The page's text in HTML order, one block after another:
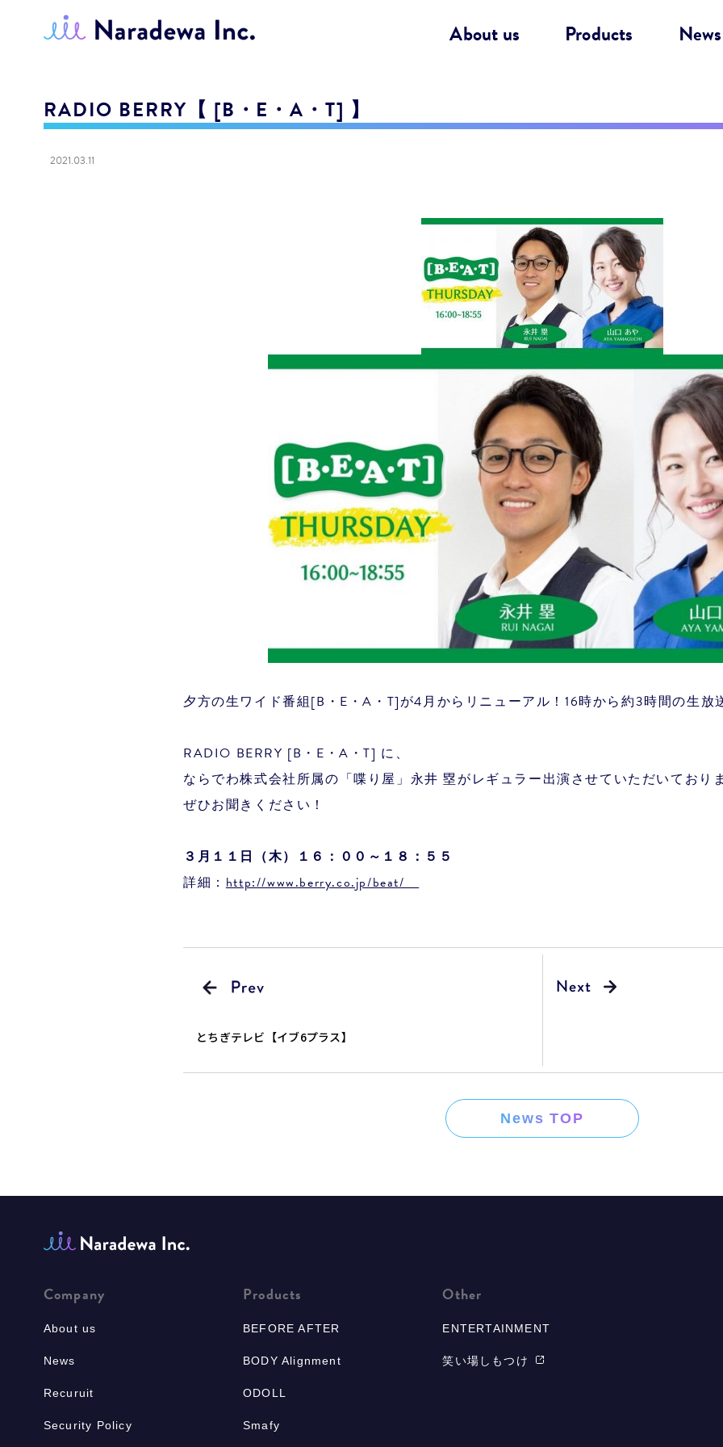
About us Products News
RADIO BERRY【 [B・E・A・T] 】
2021.03.11
夕方の生ワイド番組[B・E・A・T]が4月からリニューアル！16時から約3時間の生放
RADIO BERRY [B・E・A・T] に、
ならでわ株式会社所属の「喋り屋」永井 塁がレギュラー出演させていただいており
ぜひお聞きください！
３月１１日（木）１６：００～１８：５５
詳細：http://www.berry.co.jp/beat/
とちぎテレビ【イブ6プラス】
News TOP
Company
About us
News
Recuruit
Security Policy
Products
BEFORE AFTER
BODY Alignment
ODOLL
Smafy
Other
ENTERTAINMENT
笑い場しもつけ